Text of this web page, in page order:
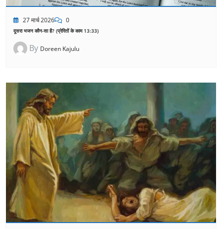
27 मार्च 2026 0
दूसरा भजन कौन-सा है? (प्रेरितों के काम 13:33)
By Doreen Kajulu